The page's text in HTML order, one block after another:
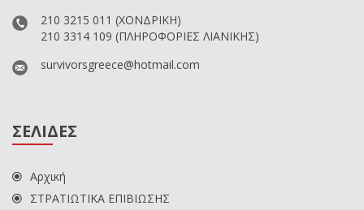
210 3215 011 (ΧΟΝΔΡΙΚΗ)
210 3314 109 (ΠΛΗΡΟΦΟΡΙΕΣ ΛΙΑΝΙΚΗΣ)
survivorsgreece@hotmail.com
ΣΕΛΙΔΕΣ
Αρχική
ΣΤΡΑΤΙΩΤΙΚΑ ΕΠΙΒΙΩΣΗΣ